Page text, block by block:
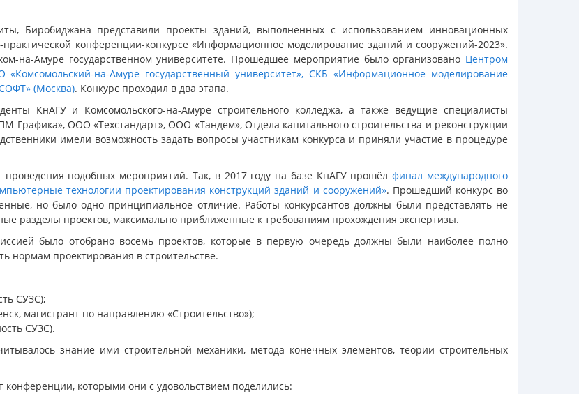
Биробиджана представили проекты зданий, выполненных с использованием инновационных
конференции-конкурсе «Информационное моделирование зданий и сооружений-2023».
на-Амуре государственном университете. Прошедшее мероприятие было организовано Центром
на-Амуре государственный университет», СКБ «Информационное моделирование
(Москва). Конкурс проходил в два этапа.
КнАГУ и Комсомольского-на-Амуре строительного колледжа, а также ведущие специалисты
Графика», ООО «Техстандарт», ООО «Тандем», Отдела капитального строительства и реконструкции
имели возможность задать вопросы участникам конкурса и приняли участие в процедуре
подобных мероприятий. Так, в 2017 году на базе КнАГУ прошёлфинал международного
технологии проектирования конструкций зданий и сооружений». Прошедший конкурс во
но было одно принципиальное отличие. Работы конкурсантов должны были представлять не
разделы проектов, максимально приближенные к требованиям прохождения экспертизы.
было отобрано восемь проектов, которые в первую очередь должны были наиболее полно
нормам проектирования в строительстве.
СУЗС);
магистрант по направлению «Строительство»);
СУЗС).
знание ими строительной механики, метода конечных элементов, теории строительных
конференции, которыми они с удовольствием поделились: